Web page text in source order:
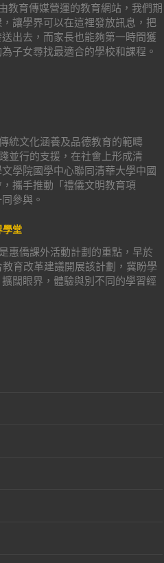
教育傳媒營運的教育網站，我們期
讓學界可以在這裡發放訊息，把
出去，而家長也能夠第一時間獲
子女尋找最適合的學校和課程。
統文化涵養及品德教育的範疇
並行的支援，在社會上形成清
學院國學中心聯同清華大學中國
攜手推動「禮儀文明教育項
參與。
學堂
惠僑課外活動計劃的重點，早於
育改革建議開展該計劃，冀盼學
闊眼界，體驗與別不同的學習經